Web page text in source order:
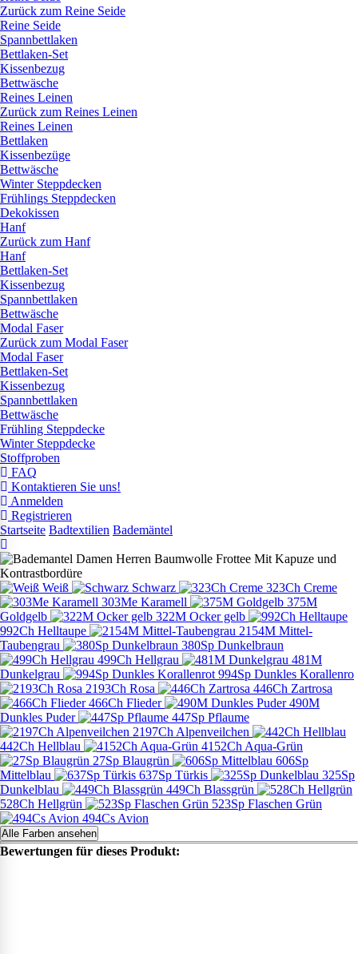
Zurück zum Reine Seide
Reine Seide
Spannbettlaken
Bettlaken-Set
Kissenbezug
Bettwäsche
Reines Leinen
Zurück zum Reines Leinen
Reines Leinen
Bettlaken
Kissenbezüge
Bettwäsche
Winter Steppdecken
Frühlings Steppdecken
Dekokissen
Hanf
Zurück zum Hanf
Hanf
Bettlaken-Set
Kissenbezug
Spannbettlaken
Bettwäsche
Modal Faser
Zurück zum Modal Faser
Modal Faser
Bettlaken-Set
Kissenbezug
Spannbettlaken
Bettwäsche
Frühling Steppdecke
Winter Steppdecke
Stoffproben
FAQ
Kontaktieren Sie uns!
Anmelden
Registrieren
Startseite Badtextilien Bademäntel
Weiß Schwarz
323Ch Creme
303Me Karamell
375M
Goldgelb
322M Ocker gelb
992Ch Helltaupe
2154M Mittel-
Taubengrau
380Sp Dunkelbraun
499Ch Hellgrau
481M
Dunkelgrau
994Sp Dunkles Korallenro
2193Ch Rosa
446Ch Zartrosa
466Ch Flieder
490M
Dunkles Puder
447Sp Pflaume
2197Ch Alpenveilchen
442Ch Hellblau
4152Ch Aqua-Grün
27Sp Blaugrün
606Sp
Mittelblau
637Sp Türkis
325Sp
Dunkelblau
449Ch Blassgrün
528Ch Hellgrün
523Sp Flaschen Grün
494Cs Avion
Alle Farben ansehen
Bewertungen für dieses Produkt: